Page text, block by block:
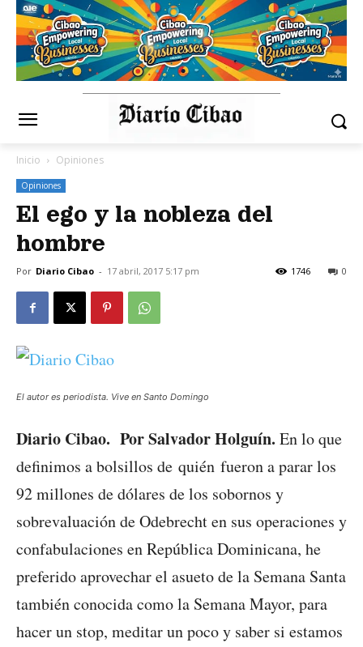
Inicio Opiniones
Opiniones
El ego y la nobleza del
hombre
Por Diario Cibao - 17 abril, 2017 5:17 pm 0
1746
El autor es periodista. Vive en Santo Domingo
Diario Cibao. Por Salvador Holguín. En lo que
definimos a bolsillos de quién fueron a parar los
92 millones de dólares de los sobornos y
sobrevaluación de Odebrecht en sus operaciones y
confabulaciones en República Dominicana, he
preferido aprovechar el asueto de la Semana Santa
también conocida como la Semana Mayor, para
hacer un stop, meditar un poco y saber si estamos